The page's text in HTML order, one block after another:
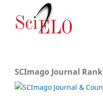
SCImago Journal Rank